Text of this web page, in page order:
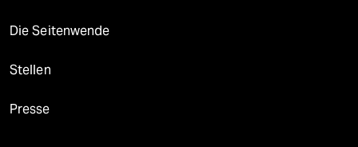
Die Seitenwende
Stellen
Presse